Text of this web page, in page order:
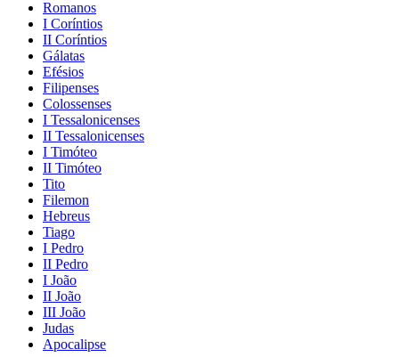
Romanos
I Coríntios
II Coríntios
Gálatas
Efésios
Filipenses
Colossenses
I Tessalonicenses
II Tessalonicenses
I Timóteo
II Timóteo
Tito
Filemon
Hebreus
Tiago
I Pedro
II Pedro
I João
II João
III João
Judas
Apocalipse